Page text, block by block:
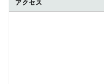
アクセス